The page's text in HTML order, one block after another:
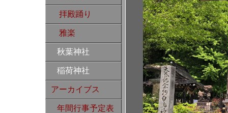
拝殿踊り
雅楽
秋葉神社
稲荷神社
アーカイブス
年間行事予定表